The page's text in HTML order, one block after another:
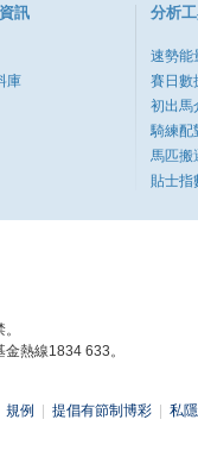
訊
庫
分析
速勢能
賽日數
初出馬
騎練配
馬匹搬
貼士指
熱線1834 633。
規例 提倡有節制博彩 私